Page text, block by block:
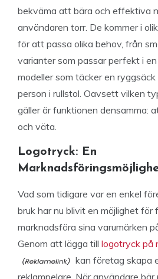
bekväma att bära och effektiva
användaren torr. De kommer i
för att passa olika behov, från
varianter som passar perfekt i
modeller som täcker en
person i rullstol. Oavsett vilken
gäller är funktionen densamma:
och väta.
Logotryck: En
Vad som tidigare var en enkel
bruk har nu blivit en möjlighet
marknadsföra sina varumärken
Genom att lägga till logotryck på
kan företag skapa
reklampelare. När användare